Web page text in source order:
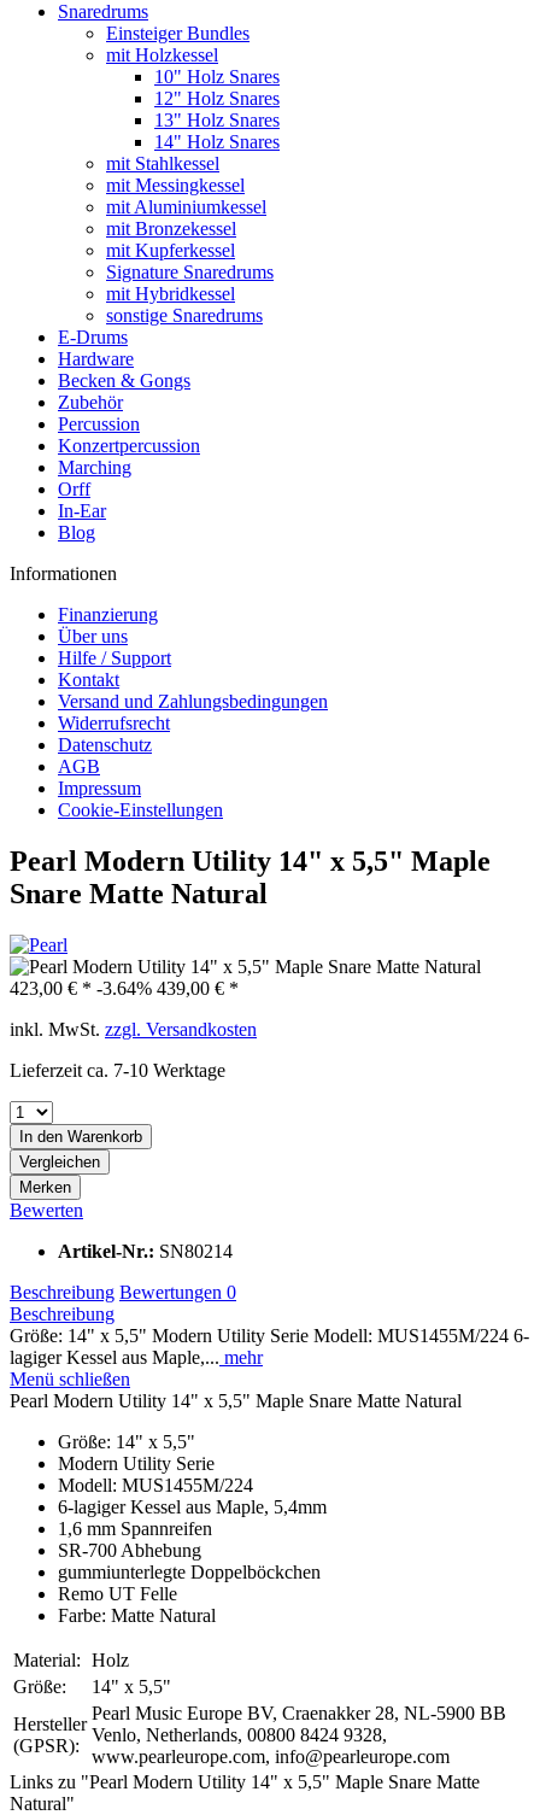
Snaredrums
Einsteiger Bundles
mit Holzkessel
10" Holz Snares
12" Holz Snares
13" Holz Snares
14" Holz Snares
mit Stahlkessel
mit Messingkessel
mit Aluminiumkessel
mit Bronzekessel
mit Kupferkessel
Signature Snaredrums
mit Hybridkessel
sonstige Snaredrums
E-Drums
Hardware
Becken & Gongs
Zubehör
Percussion
Konzertpercussion
Marching
Orff
In-Ear
Blog
Informationen
Finanzierung
Über uns
Hilfe / Support
Kontakt
Versand und Zahlungsbedingungen
Widerrufsrecht
Datenschutz
AGB
Impressum
Cookie-Einstellungen
Pearl Modern Utility 14" x 5,5" Maple
Snare Matte Natural
423,00 € * -3.64% 439,00 € *
inkl. MwSt. zzgl. Versandkosten
Lieferzeit ca. 7-10 Werktage
In den Warenkorb
Vergleichen
Merken
Bewerten
Artikel-Nr.: SN80214
Beschreibung Bewertungen 0
Beschreibung
Größe: 14" x 5,5" Modern Utility Serie Modell: MUS1455M/224 6-
lagiger Kessel aus Maple,... mehr
Menü schließen
Pearl Modern Utility 14" x 5,5" Maple Snare Matte Natural
Größe: 14" x 5,5"
Modern Utility Serie
Modell: MUS1455M/224
6-lagiger Kessel aus Maple, 5,4mm
1,6 mm Spannreifen
SR-700 Abhebung
gummiunterlegte Doppelböckchen
Remo UT Felle
Farbe: Matte Natural
Material: Holz
Größe:
14" x 5,5"
Hersteller
(GPSR):
Pearl Music Europe BV, Craenakker 28, NL-5900 BB
Venlo, Netherlands, 00800 8424 9328,
www.pearleurope.com, info@pearleurope.com
Links zu "Pearl Modern Utility 14" x 5,5" Maple Snare Matte
Natural"